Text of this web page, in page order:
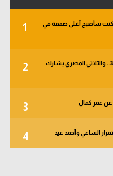
1
وكنت سأصبح أغلى صفقة في
2
خبر في الجول - الأهلي يبدأ من دور الـ 32.. والثلاثي المصري يشارك
3 عن عمر كمال
4 الساعي وأحمد عيد